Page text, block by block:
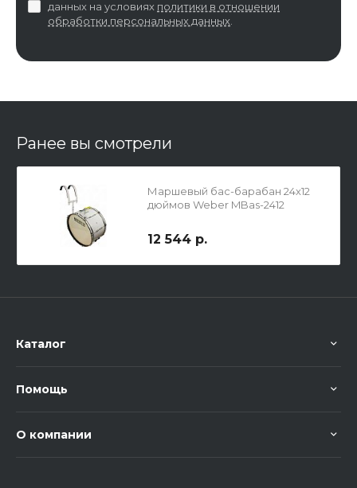
данных на условиях политики в отношении
обработки персональных данных
Ранее вы смотрели
Маршевый бас-барабан 24х12
дюймов Weber MBas-2412
12 544 р.
Каталог
Помощь
О компании